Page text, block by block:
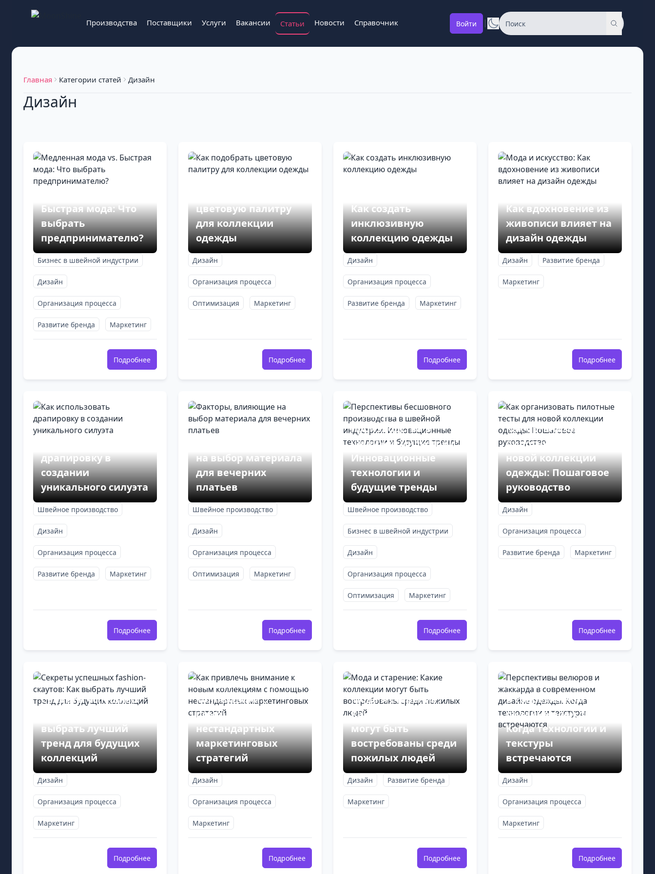
Производства Поставщики Услуги Вакансии Статьи Новости Справочник Войти
Главная Категории статей Дизайн
Дизайн
Быстрая мода: Что
выбрать
предпринимателю?
Бизнес в швейной индустрии
Дизайн
Организация процесса
Развитие бренда Маркетинг
Подробнее
цветовую палитру
для коллекции
одежды
Дизайн
Организация процесса
Оптимизация Маркетинг
Подробнее
Как создать
инклюзивную
коллекцию одежды
Дизайн
Организация процесса
Развитие бренда Маркетинг
Подробнее
Как вдохновение из
живописи влияет на
дизайн одежды
Дизайн Развитие бренда
Маркетинг
Подробнее
драпировку в
создании
уникального силуэта
Швейное производство
Дизайн
Организация процесса
Развитие бренда Маркетинг
Подробнее
на выбор материала
для вечерних
платьев
Швейное производство
Дизайн
Организация процесса
Оптимизация Маркетинг
Подробнее
бесшовного
производства в
швейной индустрии:
Инновационные
технологии и
будущие тренды
Швейное производство
Бизнес в швейной индустрии
Дизайн
Организация процесса
Оптимизация Маркетинг
Подробнее
Как организовать
пилотные тесты для
новой коллекции
одежды: Пошаговое
руководство
Дизайн
Организация процесса
Развитие бренда Маркетинг
Подробнее
Секреты успешных
выбрать лучший
тренд для будущих
коллекций
Дизайн
Организация процесса
Маркетинг
Подробнее
внимание к новым
коллекциям с
помощью
нестандартных
маркетинговых
стратегий
Дизайн
Организация процесса
Маркетинг
Подробнее
Мода и старение:
Какие коллекции
могут быть
востребованы среди
пожилых людей
Дизайн Развитие бренда
Маркетинг
Подробнее
велюров и жаккарда
в современном
дизайне одежды:
Когда технологии и
текстуры
встречаются
Дизайн
Организация процесса
Маркетинг
Подробнее